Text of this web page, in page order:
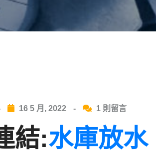
16 5 月, 2022 - 1 則留言
結:水庫放水